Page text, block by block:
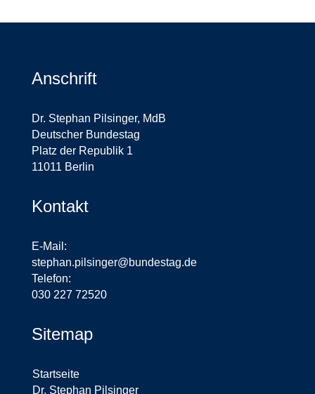
Anschrift
Dr. Stephan Pilsinger, MdB
Deutscher Bundestag
Platz der Republik 1
11011 Berlin
Kontakt
E-Mail:
stephan.pilsinger@bundestag.de
Telefon:
030 227 72520
Sitemap
Startseite
Dr. Stephan Pilsinger